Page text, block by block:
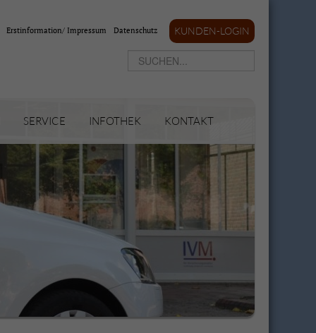
Erstinformation/ Impressum Datenschutz KUNDEN-LOGIN
SERVICE INFOTHEK KONTAKT